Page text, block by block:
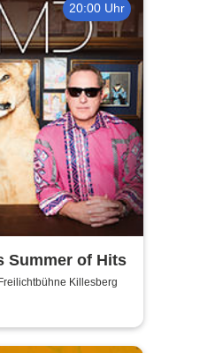
20:00 Uhr
Summer of Hits
Killesberg